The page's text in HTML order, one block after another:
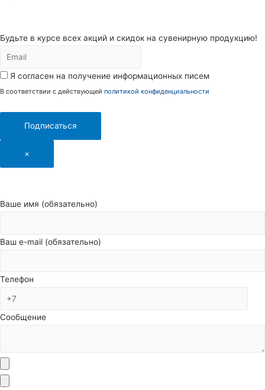
Будьте в курсе всех акций и скидок на сувенирную продукцию!
Я согласен на получение информационных писем
В соответствии с действующей политикой конфиденциальности
Подписаться
×
Ваше имя (обязательно)
Ваш e-mail (обязательно)
Телефон
Сообщение